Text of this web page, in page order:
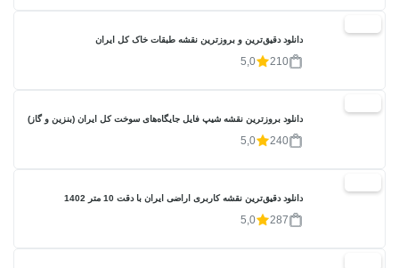
دانلود دقیق‌ترین و بروزترین نقشه طبقات خاک کل ایران
210
5,0
دانلود بروزترین نقشه شیپ فایل جایگاه‌های سوخت کل ایران (بنزین و گاز)
240
5,0
دانلود دقیق‌ترین نقشه کاربری اراضی ایران با دقت 10 متر 1402
287
5,0